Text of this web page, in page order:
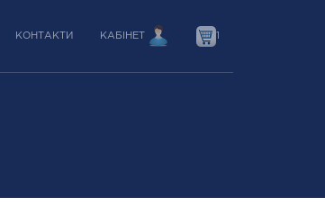
КОНТАКТИ КАБІНЕТ 1